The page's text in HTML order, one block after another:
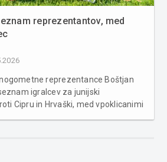
reprezentantov, med
reprezentance Boštjan
igralcev za junijski
Cipru in Hrvaški, med vpoklicanimi